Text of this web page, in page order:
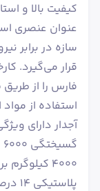
کیفیت بالا و
عنوان عنصری
سازه در برابر
قرار می‌گیرد.
فارس را از
استفاده از
آجدار دارای
۴۰۰۰